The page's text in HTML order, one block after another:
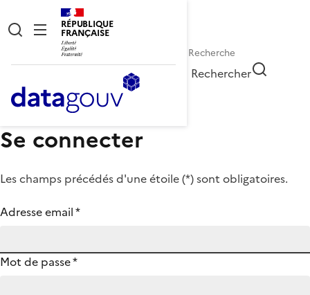
RÉPUBLIQUE
FRANÇAISE
Rechercher
Se connecter
Les champs précédés d'une étoile (*) sont obligatoires.
Adresse email*
Mot de passe*